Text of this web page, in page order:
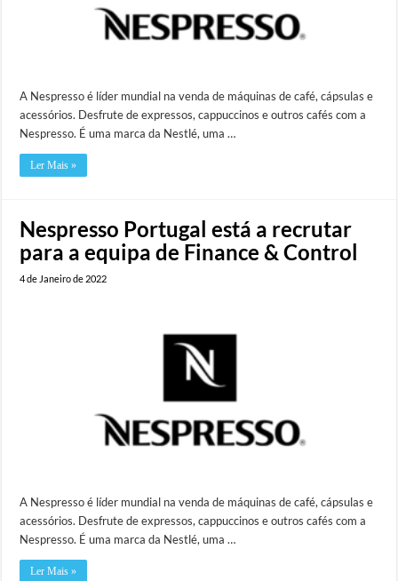
A Nespresso é líder mundial na venda de máquinas de café, cápsulas e
acessórios. Desfrute de expressos, cappuccinos e outros cafés com a
Nespresso. É uma marca da Nestlé, uma …
Ler Mais »
Nespresso Portugal está a recrutar
para a equipa de Finance & Control
4 de Janeiro de 2022
A Nespresso é líder mundial na venda de máquinas de café, cápsulas e
acessórios. Desfrute de expressos, cappuccinos e outros cafés com a
Nespresso. É uma marca da Nestlé, uma …
Ler Mais »